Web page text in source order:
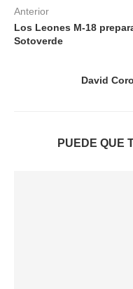
Anterior
Los Leones M-18
Sotoverde
David
PUEDE QUE